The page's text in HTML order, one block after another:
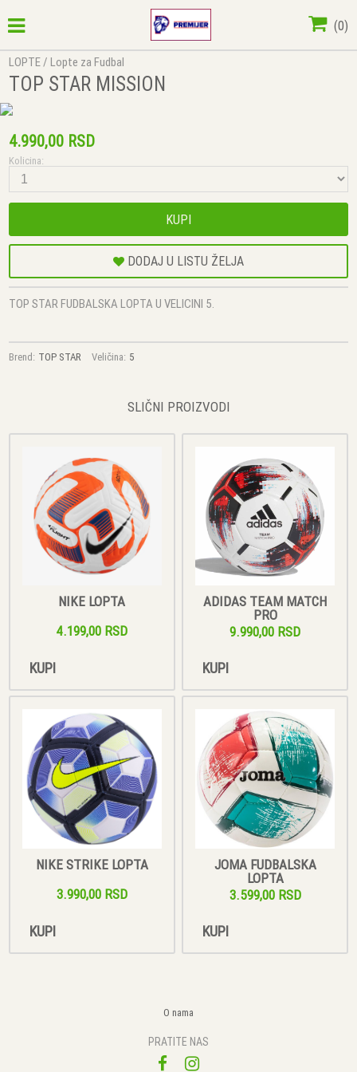
(0)
LOPTE/Lopte za Fudbal
TOP STAR MISSION
4.990,00 RSD
Kolicina:
KUPI
DODAJ U LISTU ŽELJA
TOP STAR FUDBALSKA LOPTA U VELICINI 5.
Brend: TOP STAR Veličina: 5
SLIČNI PROIZVODI
NIKE LOPTA
4.199,00 RSD
KUPI
ADIDAS TEAM MATCH
PRO
9.990,00 RSD
KUPI
NIKE STRIKE LOPTA
3.990,00 RSD
KUPI
JOMA FUDBALSKA
LOPTA
3.599,00 RSD
KUPI
O nama
PRATITE NAS